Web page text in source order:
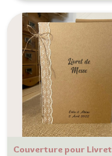
Couverture pour Livret